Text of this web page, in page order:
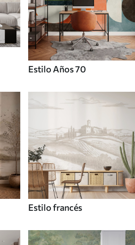
Estilo Años 70
Estilo francés